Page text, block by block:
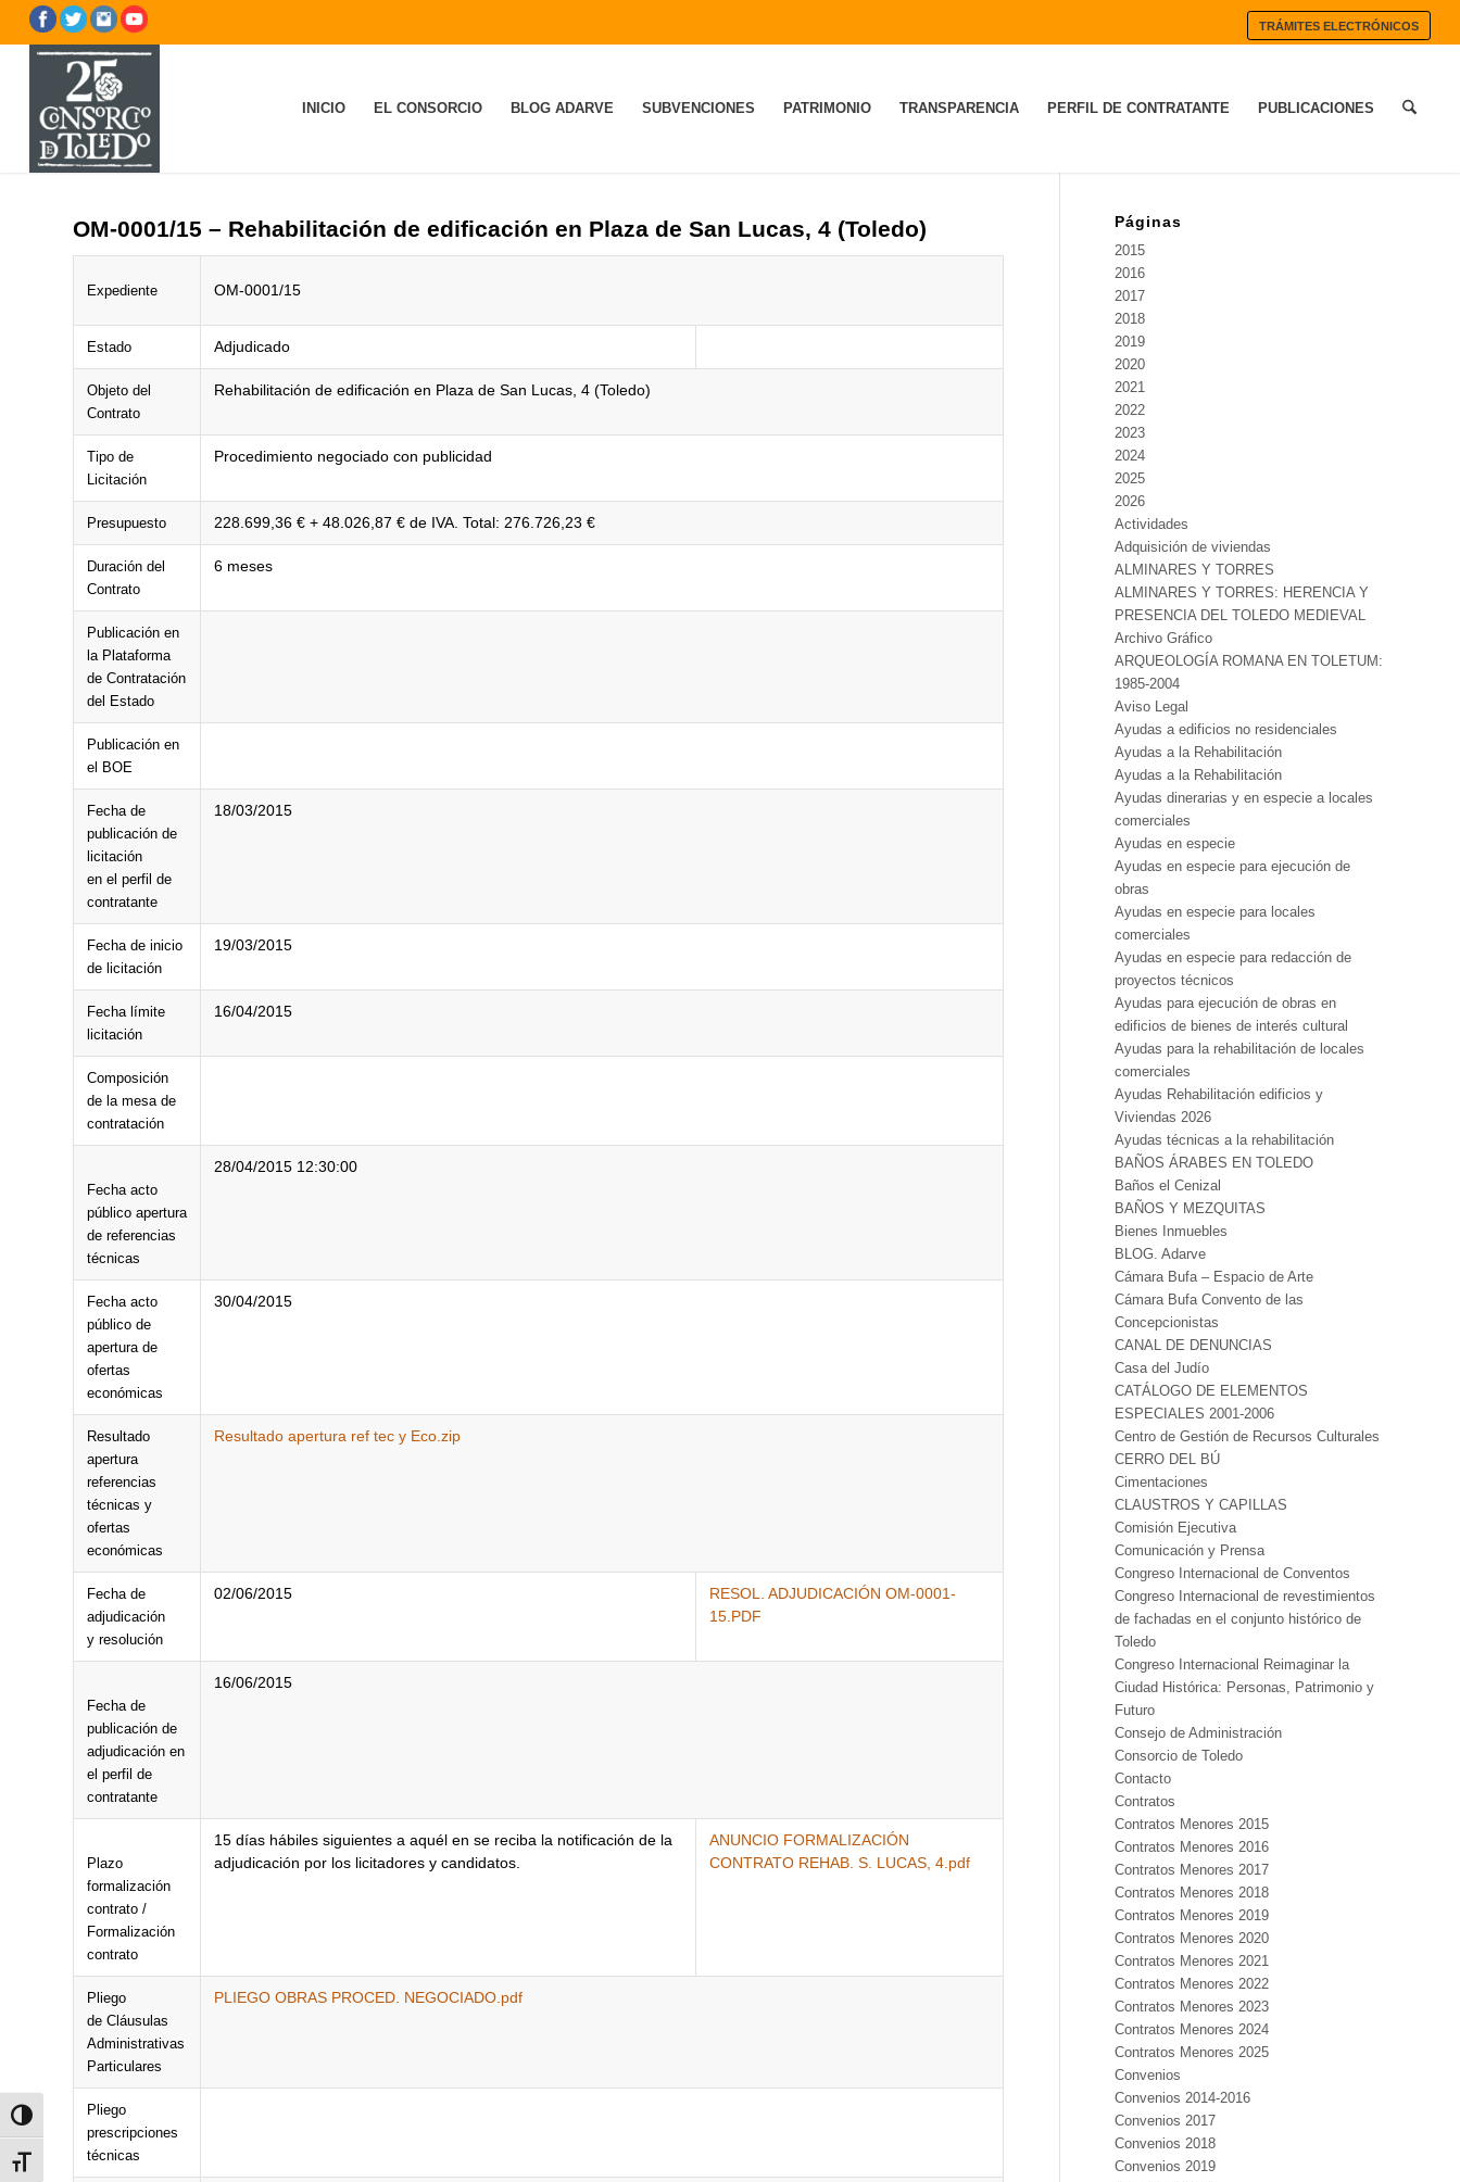
Alternar alto contraste
Alternar tamaño de letra
TRÁMITES ELECTRÓNICOS
INICIO EL CONSORCIO BLOG ADARVE SUBVENCIONES PATRIMONIO TRANSPARENCIA PERFIL DE CONTRATANTE PUBLICACIONES
OM-0001/15 – Rehabilitación de edificación en Plaza de San Lucas, 4 (Toledo)
Expediente OM-0001/15
Estado Adjudicado
Objeto del
Contrato
Rehabilitación de edificación en Plaza de San Lucas, 4 (Toledo)
Tipo de
Licitación
Procedimiento negociado con publicidad
Presupuesto 228.699,36 € + 48.026,87 € de IVA. Total: 276.726,23 €
Duración del
Contrato
6 meses
Publicación en
la Plataforma
de Contratación
del Estado
Publicación en
el BOE
Fecha de
publicación de
licitación
en el perfil de
contratante
18/03/2015
Fecha de inicio
de licitación
19/03/2015
Fecha límite
licitación
16/04/2015
Composición
de la mesa de
contratación
Fecha acto
público apertura
de referencias
técnicas
28/04/2015 12:30:00
Fecha acto
público de
apertura de
ofertas
económicas
30/04/2015
Resultado
apertura
referencias
técnicas y
ofertas
económicas
Resultado apertura ref tec y Eco.zip
Fecha de
adjudicación
y resolución
02/06/2015
RESOL. ADJUDICACIÓN OM-0001-
15.PDF
Fecha de
publicación de
adjudicación en
el perfil de
contratante
16/06/2015
Plazo
formalización
contrato /
Formalización
contrato
15 días hábiles siguientes a aquél en se reciba la notificación de la
adjudicación por los licitadores y candidatos.
ANUNCIO FORMALIZACIÓN
CONTRATO REHAB. S. LUCAS, 4.pdf
Pliego
de Cláusulas
Administrativas
Particulares
PLIEGO OBRAS PROCED. NEGOCIADO.pdf
Pliego
prescripciones
técnicas
Páginas
2015
2016
2017
2018
2019
2020
2021
2022
2023
2024
2025
2026
Actividades
Adquisición de viviendas
ALMINARES Y TORRES
ALMINARES Y TORRES: HERENCIA Y
PRESENCIA DEL TOLEDO MEDIEVAL
Archivo Gráfico
ARQUEOLOGÍA ROMANA EN TOLETUM:
1985-2004
Aviso Legal
Ayudas a edificios no residenciales
Ayudas a la Rehabilitación
Ayudas a la Rehabilitación
Ayudas dinerarias y en especie a locales
comerciales
Ayudas en especie
Ayudas en especie para ejecución de
obras
Ayudas en especie para locales
comerciales
Ayudas en especie para redacción de
proyectos técnicos
Ayudas para ejecución de obras en
edificios de bienes de interés cultural
Ayudas para la rehabilitación de locales
comerciales
Ayudas Rehabilitación edificios y
Viviendas 2026
Ayudas técnicas a la rehabilitación
BAÑOS ÁRABES EN TOLEDO
Baños el Cenizal
BAÑOS Y MEZQUITAS
Bienes Inmuebles
BLOG. Adarve
Cámara Bufa – Espacio de Arte
Cámara Bufa Convento de las
Concepcionistas
CANAL DE DENUNCIAS
Casa del Judío
CATÁLOGO DE ELEMENTOS
ESPECIALES 2001-2006
Centro de Gestión de Recursos Culturales
CERRO DEL BÚ
Cimentaciones
CLAUSTROS Y CAPILLAS
Comisión Ejecutiva
Comunicación y Prensa
Congreso Internacional de Conventos
Congreso Internacional de revestimientos
de fachadas en el conjunto histórico de
Toledo
Congreso Internacional Reimaginar la
Ciudad Histórica: Personas, Patrimonio y
Futuro
Consejo de Administración
Consorcio de Toledo
Contacto
Contratos
Contratos Menores 2015
Contratos Menores 2016
Contratos Menores 2017
Contratos Menores 2018
Contratos Menores 2019
Contratos Menores 2020
Contratos Menores 2021
Contratos Menores 2022
Contratos Menores 2023
Contratos Menores 2024
Contratos Menores 2025
Convenios
Convenios 2014-2016
Convenios 2017
Convenios 2018
Convenios 2019